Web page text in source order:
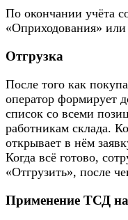
По окончании учёта
«Оприходования»
Отгрузка
После того как
оператор формирует
список со всеми
работникам склада.
открывает в нём
Когда всё готово,
«Отгрузить», после
Применение ТСД на